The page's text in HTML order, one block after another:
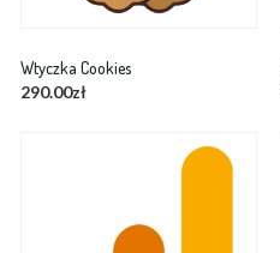
Wtyczka Cookies
290.00zł